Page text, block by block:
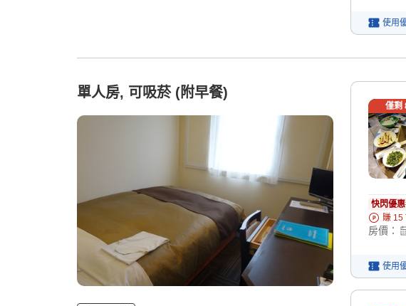
使用
單人房, 可吸菸 (附早餐)
僅剩
快閃優
賺 15
房價：
使用